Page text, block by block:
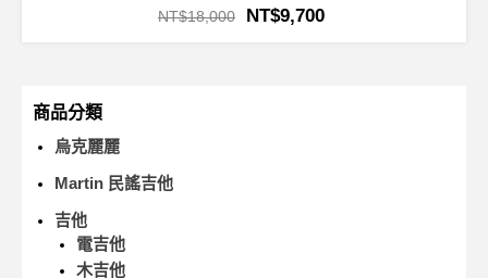
NT$18,000 NT$9,700
商品分類
烏克麗麗
Martin 民謠吉他
吉他
電吉他
木吉他